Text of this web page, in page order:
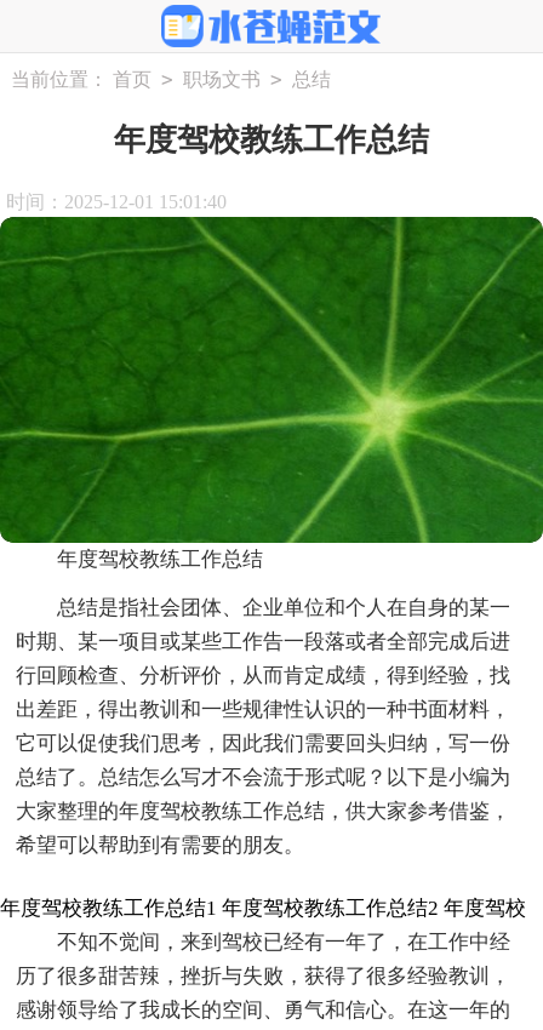
当前位置： 首页 > 职场文书 > 总结
年度驾校教练工作总结
时间：2025-12-01 15:01:40
年度驾校教练工作总结
总结是指社会团体、企业单位和个人在自身的某一
时期、某一项目或某些工作告一段落或者全部完成后进
行回顾检查、分析评价，从而肯定成绩，得到经验，找
出差距，得出教训和一些规律性认识的一种书面材料，
它可以促使我们思考，因此我们需要回头归纳，写一份
总结了。总结怎么写才不会流于形式呢？以下是小编为
大家整理的年度驾校教练工作总结，供大家参考借鉴，
希望可以帮助到有需要的朋友。
年度驾校教练工作总结1
不知不觉间，来到驾校已经有一年了，在工作中经
历了很多甜苦辣，挫折与失败，获得了很多经验教训，
感谢领导给了我成长的空间、勇气和信心。在这一年的
年度驾校教练工作总结2 年度驾校